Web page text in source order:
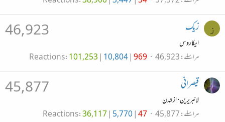
ز 46,923 زیک
ایکاروس
مراسلے 46,923
Reactions 101,253 10,804 969
45,877 قیصرانی
لائبریرین·ازلندن
مراسلے 45,877
Reactions 36,117 5,770 47